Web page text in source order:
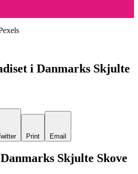
i Danmarks Skjulte
Print Email
Skjulte Skove